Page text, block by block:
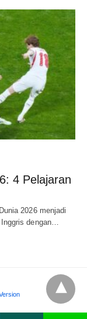
4 Pelajaran
2026 menjadi
Inggris dengan…